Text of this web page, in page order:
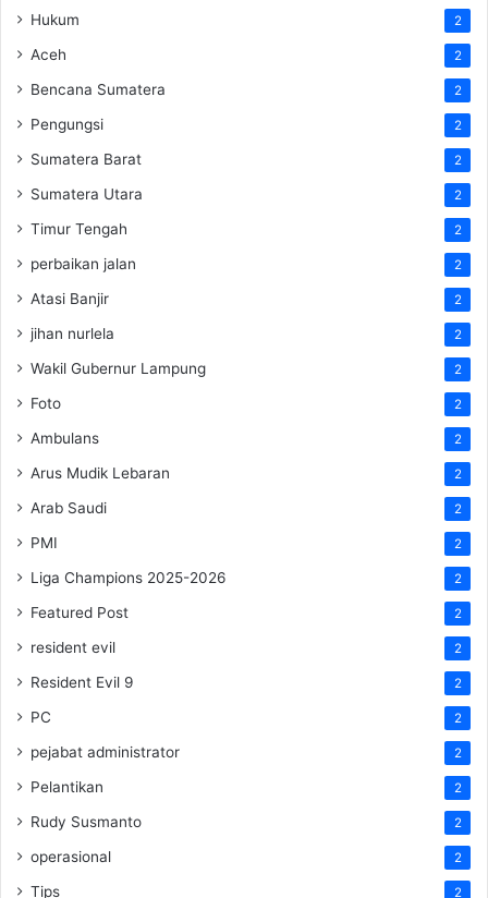
Hukum 2
Aceh 2
Bencana Sumatera 2
Pengungsi 2
Sumatera Barat 2
Sumatera Utara 2
Timur Tengah 2
perbaikan jalan 2
Atasi Banjir 2
jihan nurlela 2
Wakil Gubernur Lampung 2
Foto 2
Ambulans 2
Arus Mudik Lebaran 2
Arab Saudi 2
PMI 2
Liga Champions 2025-2026 2
Featured Post 2
resident evil 2
Resident Evil 9 2
PC 2
pejabat administrator 2
Pelantikan 2
Rudy Susmanto 2
operasional 2
Tips 2